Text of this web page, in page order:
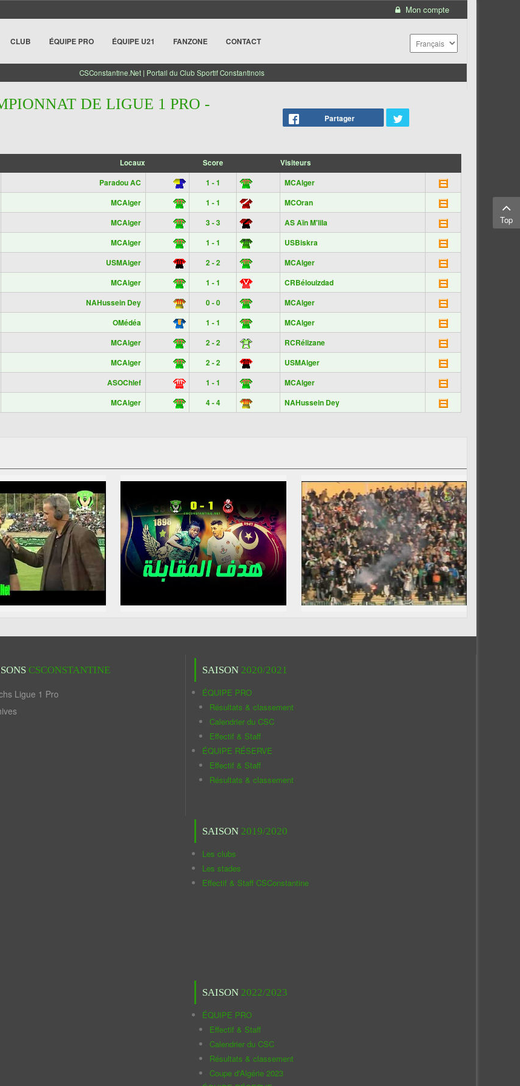
Mon compte
CLUB ÉQUIPE PRO ÉQUIPE U21 FANZONE CONTACT
CSConstantine.Net | Portail du Club Sportif Constantinois
DE LIGUE 1 PRO -
Partager
Locaux Score Visiteurs
Paradou AC 1 - 1
MCAlger
MCAlger 1 - 1
MCOran
MCAlger 3 - 3
AS Aïn M'lila
MCAlger 1 - 1
USBiskra
USMAlger 2 - 2
MCAlger
MCAlger 1 - 1
CRBélouizdad
NAHussein Dey 0 - 0
MCAlger
OMédéa 1 - 1
MCAlger
MCAlger 2 - 2
RCRélizane
MCAlger 2 - 2
USMAlger
ASOChlef 1 - 1
MCAlger
MCAlger 4 - 4 NAHussein Dey
CSCONSTANTINE
Ligue 1 Pro
SAISON 2020/2021
ÉQUIPE PRO
Résultats & classement
Calendrier du CSC
Effectif & Staff
ÉQUIPE RÉSERVE
Effectif & Staff
Résultats & classement
SAISON 2019/2020
Les clubs
Les stades
Effectif & Staff CSConstantine
SAISON 2022/2023
ÉQUIPE PRO
Effectif & Staff
Calendrier du CSC
Résultats & classement
Coupe d'Algérie 2023
Top